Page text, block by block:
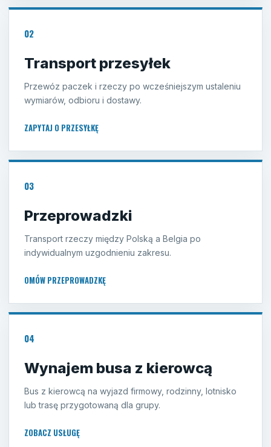
02
Transport przesyłek
Przewóz paczek i rzeczy po wcześniejszym ustaleniu
wymiarów, odbioru i dostawy.
ZAPYTAJ O PRZESYŁKĘ
03
Przeprowadzki
Transport rzeczy między Polską a Belgia po
indywidualnym uzgodnieniu zakresu.
OMÓW PRZEPROWADZKĘ
04
Wynajem busa z kierowcą
Bus z kierowcą na wyjazd firmowy, rodzinny, lotnisko
lub trasę przygotowaną dla grupy.
ZOBACZ USŁUGĘ